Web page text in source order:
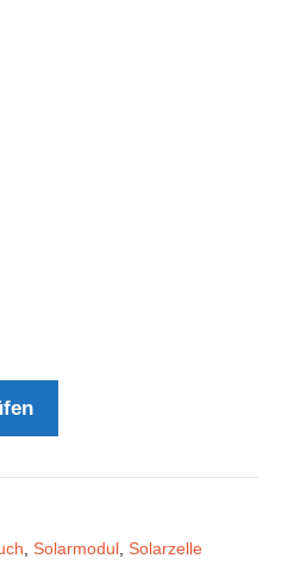
Solarmodul Solarzelle